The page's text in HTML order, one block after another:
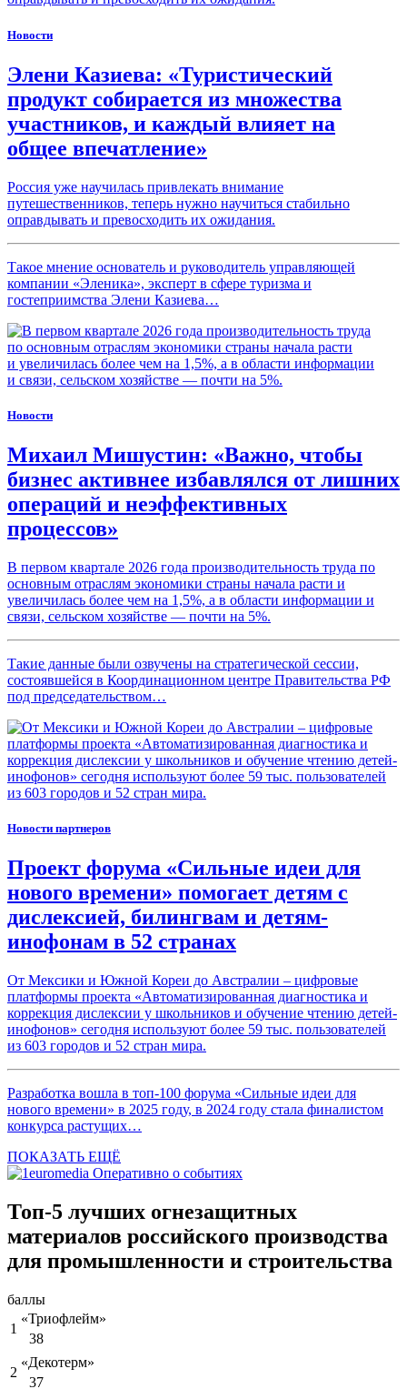
Новости
Элени Казиева: «Туристический
продукт собирается из множества
участников, и каждый влияет на
общее впечатление»
Россия уже научилась привлекать внимание
путешественников, теперь нужно научиться стабильно
оправдывать и превосходить их ожидания.
Такое мнение основатель и руководитель управляющей
компании «Эленика», эксперт в сфере туризма и
гостеприимства Элени Казиева…
Новости
Михаил Мишустин: «Важно, чтобы
бизнес активнее избавлялся от лишних
операций и неэффективных
процессов»
В первом квартале 2026 года производительность труда по
основным отраслям экономики страны начала расти и
увеличилась более чем на 1,5%, а в области информации и
связи, сельском хозяйстве — почти на 5%.
Такие данные были озвучены на стратегической сессии,
состоявшейся в Координационном центре Правительства РФ
под председательством…
Новости партнеров
Проект форума «Сильные идеи для
нового времени» помогает детям с
дислексией, билингвам и детям-
инофонам в 52 странах
От Мексики и Южной Кореи до Австралии – цифровые
платформы проекта «Автоматизированная диагностика и
коррекция дислексии у школьников и обучение чтению детей-
инофонов» сегодня используют более 59 тыс. пользователей
из 603 городов и 52 стран мира.
Разработка вошла в топ-100 форума «Сильные идеи для
нового времени» в 2025 году, в 2024 году стала финалистом
конкурса растущих…
ПОКАЗАТЬ ЕЩЁ
Топ-5 лучших огнезащитных
материалов российского производства
для промышленности и строительства
баллы
1
«Триофлейм»
38
2
«Декотерм»
37